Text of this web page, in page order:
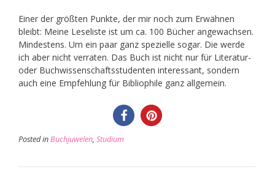
Einer der größten Punkte, der mir noch zum Erwähnen
bleibt: Meine Leseliste ist um ca. 100 Bücher angewachsen.
Mindestens. Um ein paar ganz spezielle sogar. Die werde
ich aber nicht verraten. Das Buch ist nicht nur für Literatur-
oder Buchwissenschaftsstudenten interessant, sondern
auch eine Empfehlung für Bibliophile ganz allgemein.
Posted inBuchjuwelen, Studium